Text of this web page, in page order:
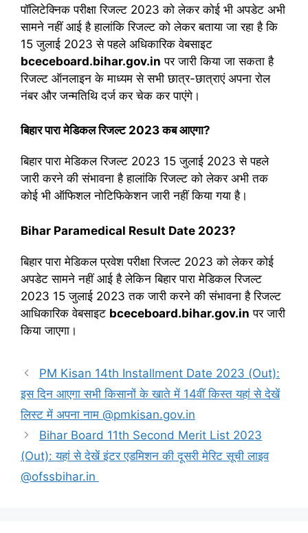
पॉलिटेक्निक परीक्षा रिजल्ट 2023 को लेकर कोई भी अपडेट अभी
सामने नहीं आई है हालांकि रिजल्ट को लेकर बताया जा रहा है कि
15 जुलाई 2023 से पहले अधिकारिक वेबसाइट
bceceboard.bihar.gov.in पर जारी किया जा सकता है
रिजल्ट ऑनलाइन के माध्यम से सभी छात्र-छात्राएं अपना रोल
नंबर और जन्मतिथि दर्ज कर चेक कर पाएंगे।
बिहार पारा मेडिकल रिजल्ट 2023 कब आएगा?
बिहार पारा मेडिकल रिजल्ट 2023 15 जुलाई 2023 से पहले
जारी करने की संभावना है हालांकि रिजल्ट को लेकर अभी तक
कोई भी ऑफिशल नोटिफिकेशन जारी नहीं किया गया है।
Bihar Paramedical Result Date 2023?
बिहार पारा मेडिकल प्रवेश परीक्षा रिजल्ट 2023 को लेकर कोई
अपडेट सामने नहीं आई है लेकिन बिहार पारा मेडिकल रिजल्ट
2023 15 जुलाई 2023 तक जारी करने की संभावना है रिजल्ट
आधिकारिक वेबसाइट bceceboard.bihar.gov.in पर जारी
किया जाएगा।
PM Kisan 14th Installment Date 2023 (Out):
इस दिन आएगा सभी किसानों के खाते में 14वीं किस्त यहां से देखें
लिस्ट में अपना नाम @pmkisan.gov.in
Bihar Board 11th Second Merit List 2023
(Out): यहां से देखें इंटर एडमिशन की दूसरी मेरिट सूची लाइव
@ofssbihar.in